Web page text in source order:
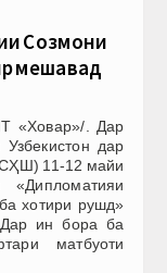
Созмони
мешавад
«Ховар»/. Дар
дар
11-12 майи
хотири рушд»
ин бора ба
матбуоти